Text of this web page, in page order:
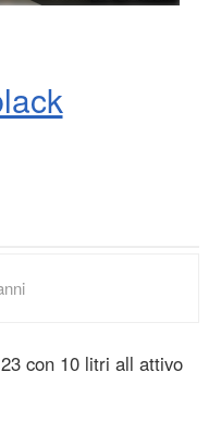
con 10 litri all attivo